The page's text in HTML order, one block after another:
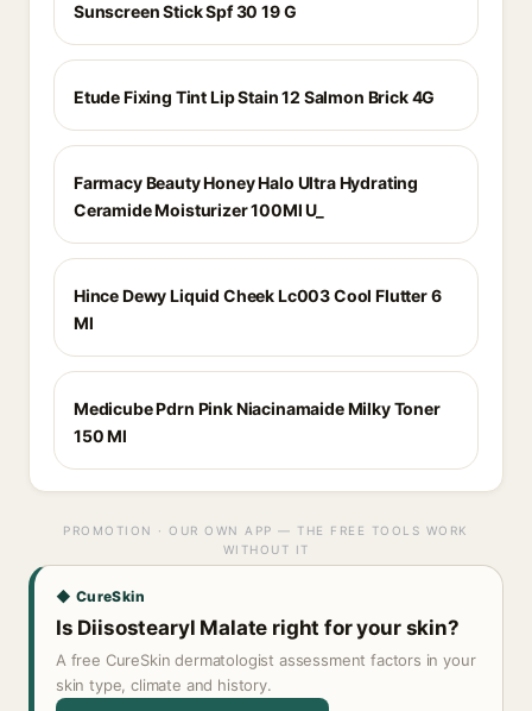
Sunscreen Stick Spf 30 19 G
Etude Fixing Tint Lip Stain 12 Salmon Brick 4G
Farmacy Beauty Honey Halo Ultra Hydrating
Ceramide Moisturizer 100Ml U_
Hince Dewy Liquid Cheek Lc003 Cool Flutter 6
Ml
Medicube Pdrn Pink Niacinamaide Milky Toner
150 Ml
PROMOTION · OUR OWN APP — THE FREE TOOLS WORK
WITHOUT IT
◆ CureSkin
Is Diisostearyl Malate right for your skin?
A free CureSkin dermatologist assessment factors in your
skin type, climate and history.